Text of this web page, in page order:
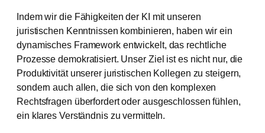
Indem wir die Fähigkeiten der KI mit unseren
juristischen Kenntnissen kombinieren, haben wir ein
dynamisches Framework entwickelt, das rechtliche
Prozesse demokratisiert. Unser Ziel ist es nicht nur, die
Produktivität unserer juristischen Kollegen zu steigern,
sondern auch allen, die sich von den komplexen
Rechtsfragen überfordert oder ausgeschlossen fühlen,
ein klares Verständnis zu vermitteln.